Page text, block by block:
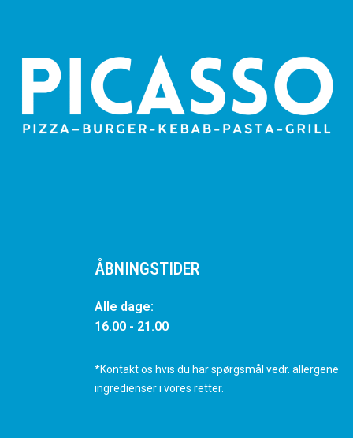
ÅBNINGSTIDER
Alle dage:
16.00 - 21.00
*Kontakt os hvis du har spørgsmål vedr. allergene
ingredienser i vores retter.